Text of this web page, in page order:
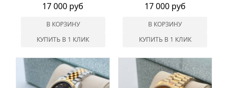
17 000 руб
В КОРЗИНУ
КУПИТЬ В 1 КЛИК
17 000 руб
В КОРЗИНУ
КУПИТЬ В 1 КЛИК